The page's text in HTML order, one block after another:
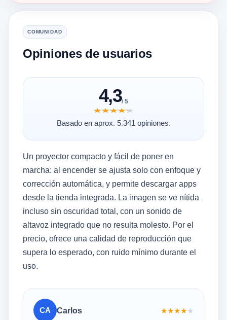
COMUNIDAD
Opiniones de usuarios
Un proyector compacto y fácil de poner en
marcha: al encender se ajusta solo con enfoque y
corrección automática, y permite descargar apps
desde la tienda integrada. La imagen se ve nítida
incluso sin oscuridad total, con un sonido de
altavoz integrado que no resulta molesto. Por el
precio, ofrece una calidad de reproducción que
supera lo esperado, con ruido mínimo durante el
uso.
4,3/ 5
★★★★★
★★★★★
Basado en aprox. 5.341 opiniones.
CA Carlos ★★★★★